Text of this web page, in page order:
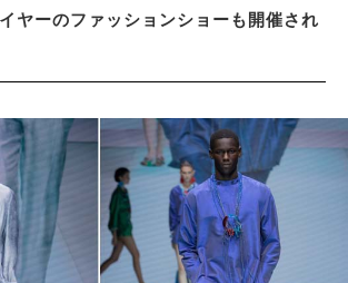
ヤーのファッションショーも開催され